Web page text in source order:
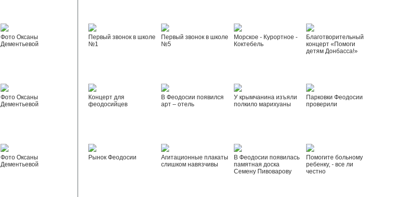
Фото Оксаны
Дементьевой
Фото Оксаны
Дементьевой
Фото Оксаны
Дементьевой
Первый звонок в школе
№1
Первый звонок в школе
№5
Морское - Курортное -
Коктебель
Благотворительный
концерт «Помоги
детям Донбасса!»
Концерт для
феодосийцев
В Феодосии появился
арт – отель
У крымчанина изъяли
полкило марихуаны
Парковки Феодосии
проверили
Рынок Феодосии
Агитационные плакаты
слишком навязчивы
В Феодосии появилась
памятная доска
Семену Пивоварову
Помогите больному
ребенку, - все ли
честно